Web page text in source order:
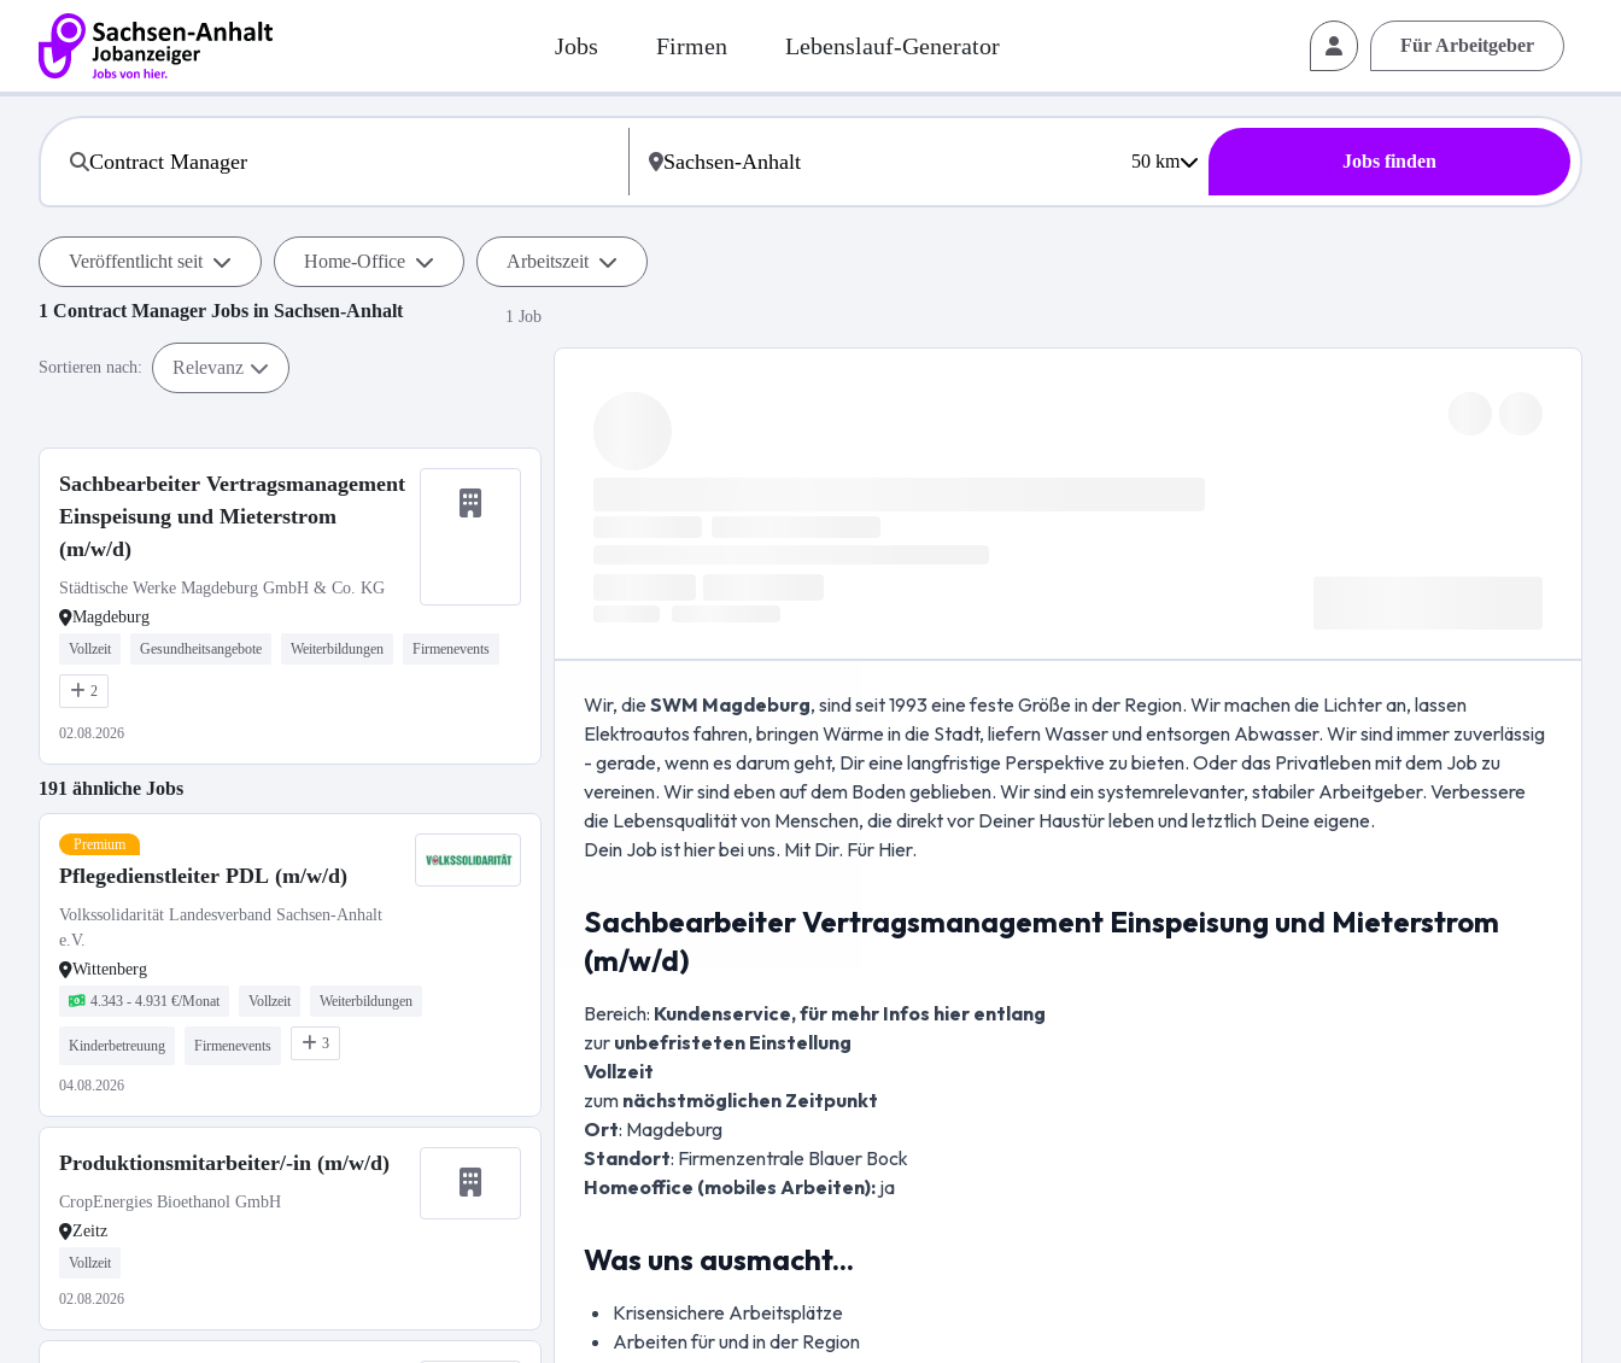
Jobs Firmen Lebenslauf-Generator Für Arbeitgeber
50km Jobs finden
Veröffentlicht seit Home-Office Arbeitszeit
1 Contract Manager Jobs in Sachsen-Anhalt 1 Job
Sortieren nach: Relevanz
Sachbearbeiter Vertragsmanagement
Einspeisung und Mieterstrom
(m/w/d)
Städtische Werke Magdeburg GmbH & Co. KG
Magdeburg
Vollzeit Gesundheitsangebote Weiterbildungen Firmenevents
2
02.08.2026
191 ähnliche Jobs
Premium
Pflegedienstleiter PDL (m/w/d)
Volkssolidarität Landesverband Sachsen-Anhalt
e.V.
Wittenberg
4.343 - 4.931 €/Monat Vollzeit Weiterbildungen
Kinderbetreuung Firmenevents 3
04.08.2026
Produktionsmitarbeiter/-in (m/w/d)
CropEnergies Bioethanol GmbH
Zeitz
Vollzeit
02.08.2026